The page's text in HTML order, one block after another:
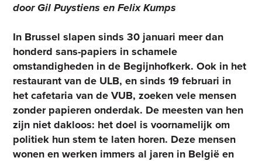
door Gil Puystiens en Felix Kumps
In Brussel slapen sinds 30 januari meer dan
honderd sans-papiers in schamele
omstandigheden in de Begijnhofkerk. Ook in het
restaurant van de ULB, en sinds 19 februari in
het cafetaria van de VUB, zoeken vele mensen
zonder papieren onderdak. De meesten van hen
zijn niet dakloos: het doel is voornamelijk om
politiek hun stem te laten horen. Deze mensen
wonen en werken immers al jaren in België en